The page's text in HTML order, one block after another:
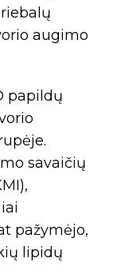
augimo
papildų
savaičių
pažymėjo,
lipidų